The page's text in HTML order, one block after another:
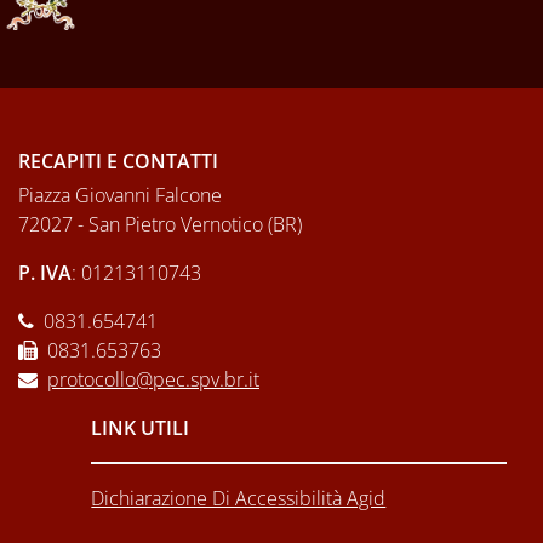
RECAPITI E CONTATTI
Piazza Giovanni Falcone
72027 - San Pietro Vernotico (BR)
P. IVA: 01213110743
0831.654741
0831.653763
protocollo@pec.spv.br.it
LINK UTILI
Dichiarazione Di Accessibilità Agid